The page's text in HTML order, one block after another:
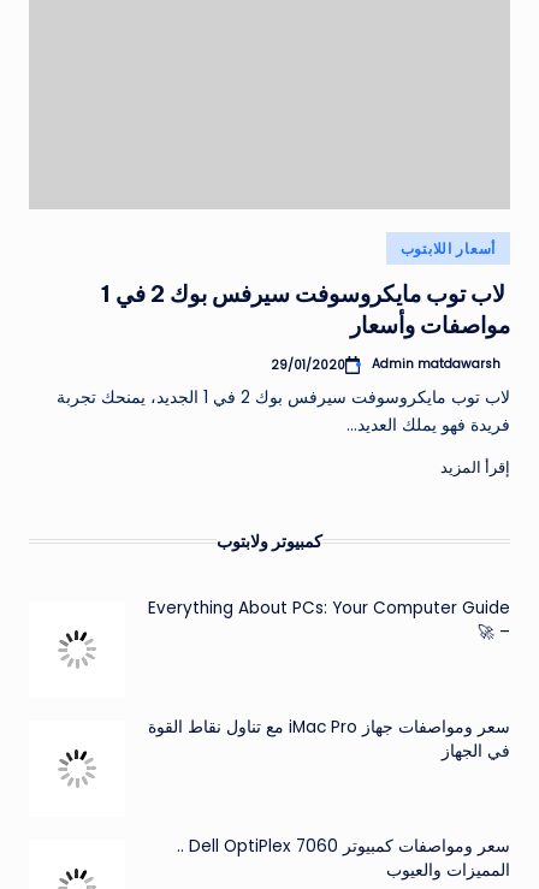
نُشر
في
أسعار اللابتوب
لاب توب مايكروسوفت سيرفس بوك 2 في 1
مواصفات وأسعار
تمّ
بواسطة
Admin matdawarsh
29/01/2020
لاب توب مايكروسوفت سيرفس بوك 2 في 1 الجديد، يمنحك تجربة
فريدة فهو يملك العديد…
إقرأ المزيد
كمبيوتر ولابتوب
Everything About PCs: Your Computer Guide
– 🚀
سعر ومواصفات جهاز iMac Pro مع تناول نقاط القوة
في الجهاز
سعر ومواصفات كمبيوتر Dell OptiPlex 7060 ..
المميزات والعيوب